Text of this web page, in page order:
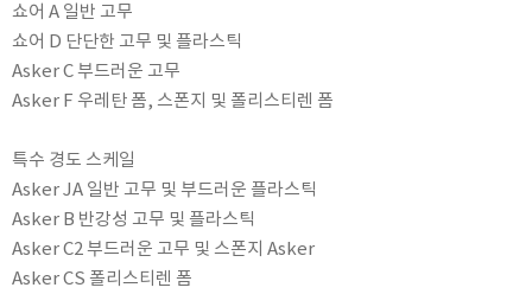
MEIJI TECHNO
Milwaukee Instruments
MITSUBOSHI
OCEANUS
OKANO WORKS
PARTICLE PLUS
PEAK TECH
쇼어 A 일반 고무
쇼어 D 단단한 고무 및 플라스틱
Asker C 부드러운 고무
Asker F 우레탄 폼, 스폰지 및 폴리스티렌 폼
특수 경도 스케일
Asker JA 일반 고무 및 부드러운 플라스틱
Asker B 반강성 고무 및 플라스틱
Asker C2 부드러운 고무 및 스폰지 Asker
Asker CS 폴리스티렌 폼